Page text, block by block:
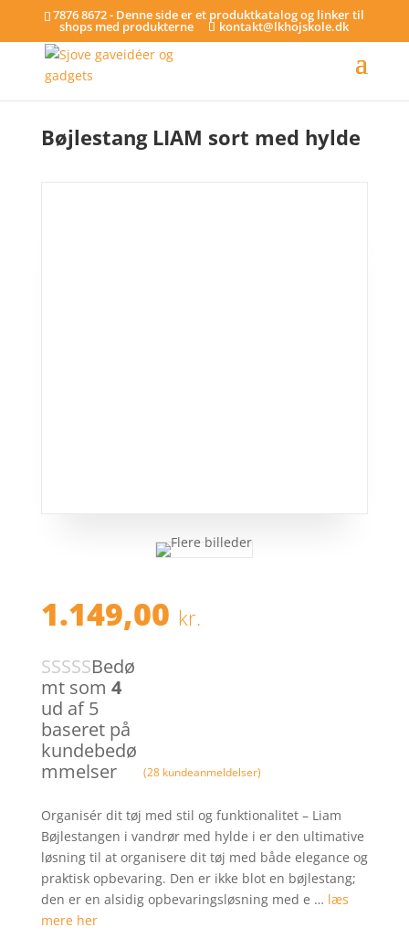
7876 8672 - Denne side er et produktkatalog og linker til
shops med produkterne kontakt@lkhojskole.dk
Bøjlestang LIAM sort med hylde
1.149,00 kr.
Bedø
mt som 4
ud af 5
baseret på
kundebedø
mmelser
(28kundeanmeldelser)
Organisér dit tøj med stil og funktionalitet – Liam
Bøjlestangen i vandrør med hylde i er den ultimative
løsning til at organisere dit tøj med både elegance og
praktisk opbevaring. Den er ikke blot en bøjlestang;
den er en alsidig opbevaringsløsning med e … læs
mere her